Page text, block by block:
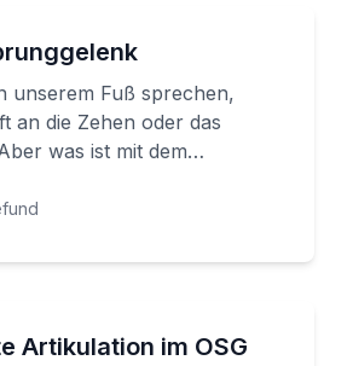
unserem Fuß sprechen,
an die Zehen oder das
was ist mit dem
Es gibt zwei Teile: ein
Artikulation im OSG